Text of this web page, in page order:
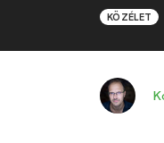
KÖZÉLET